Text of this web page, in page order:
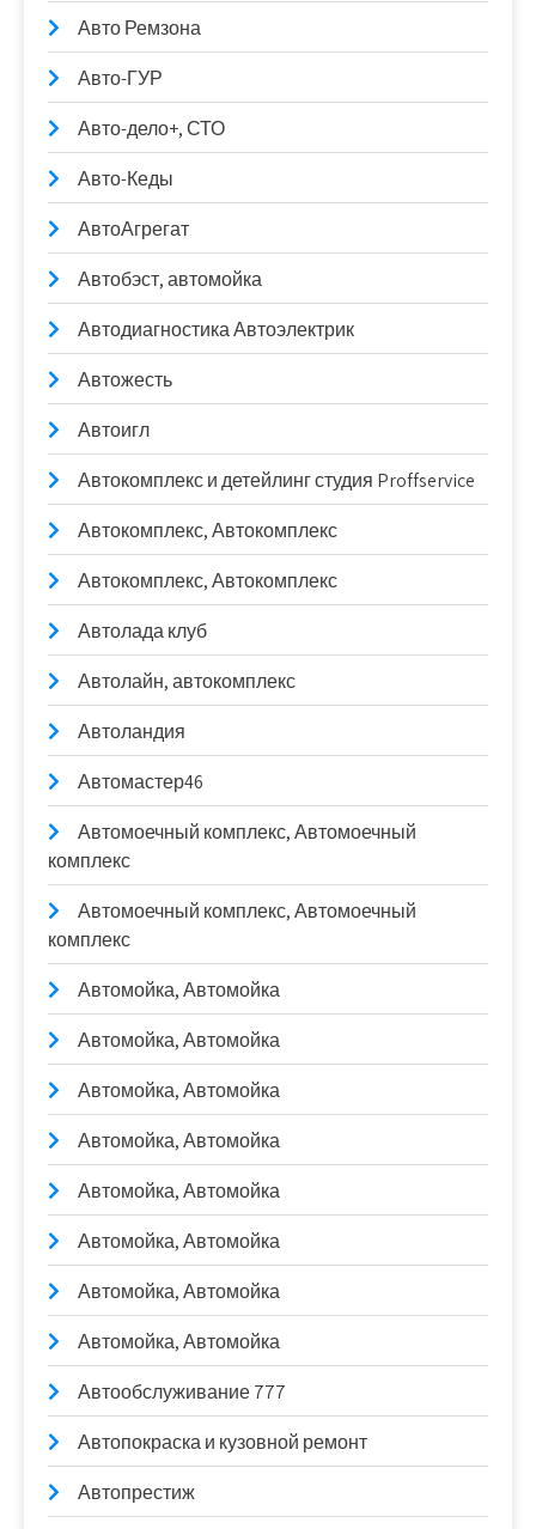
Авто Ремзона
Авто-ГУР
Авто-дело+, СТО
Авто-Кеды
АвтоАгрегат
Автобэст, автомойка
Автодиагностика Автоэлектрик
Автожесть
Автоигл
Автокомплекс и детейлинг студия Proffservice
Автокомплекс, Автокомплекс
Автокомплекс, Автокомплекс
Автолада клуб
Автолайн, автокомплекс
Автоландия
Автомастер46
Автомоечный комплекс, Автомоечный
комплекс
Автомоечный комплекс, Автомоечный
комплекс
Автомойка, Автомойка
Автомойка, Автомойка
Автомойка, Автомойка
Автомойка, Автомойка
Автомойка, Автомойка
Автомойка, Автомойка
Автомойка, Автомойка
Автомойка, Автомойка
Автообслуживание 777
Автопокраска и кузовной ремонт
Автопрестиж